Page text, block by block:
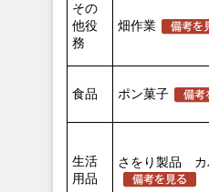
その
他役
務
畑作業
食品 ポン菓子
生活
用品
さをり製品 カ